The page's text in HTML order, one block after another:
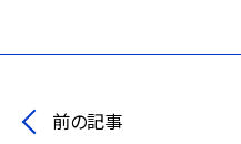
前の記事